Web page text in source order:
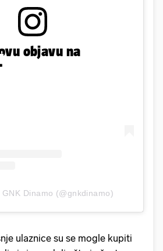
objavu na
Dinamo (@gnkdinamo)
ulaznice su se mogle kupiti